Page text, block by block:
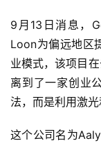
9月13日消息，
Loon为偏远地区
业模式，该项目
离到了一家创业
法，而是利用激光
这个公司名为